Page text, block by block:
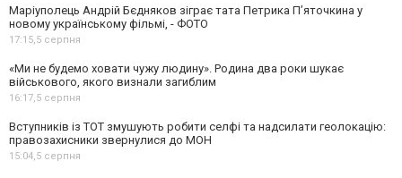
Маріуполець Андрій Бєдняков зіграє тата Петрика П’яточкина у
новому українському фільмі, - ФОТО
17:15,5 серпня
«Ми не будемо ховати чужу людину». Родина два роки шукає
військового, якого визнали загиблим
16:17,5 серпня
Вступників із ТОТ змушують робити селфі та надсилати геолокацію:
правозахисники звернулися до МОН
15:04,5 серпня